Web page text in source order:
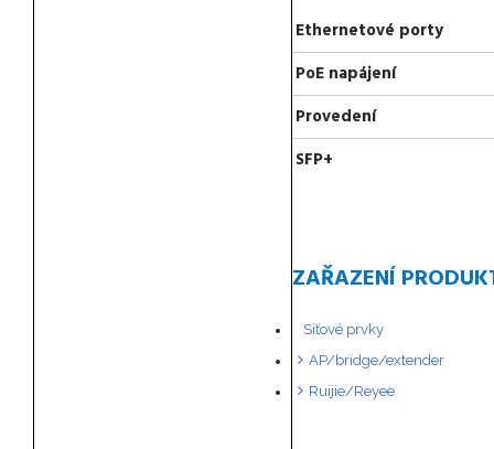
Ethernetové porty
PoE napájení
Provedení
SFP+
ZAŘAZENÍ
Síťové prvky
AP/bridge/extender
Ruijie/Reyee